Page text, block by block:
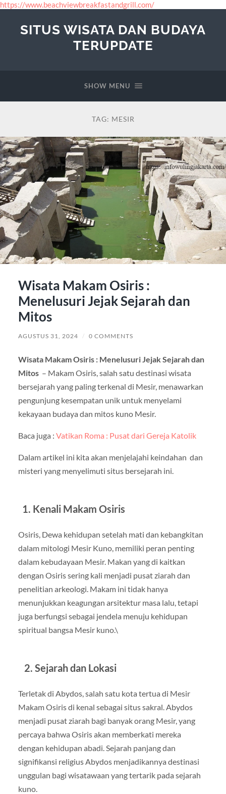
https://www.beachviewbreakfastandgrill.com/
SITUS WISATA DAN BUDAYA
TERUPDATE
SHOW MENU
TAG: MESIR
Wisata Makam Osiris :
Menelusuri Jejak Sejarah dan
Mitos
AGUSTUS 31, 2024 / 0 COMMENTS
Wisata Makam Osiris : Menelusuri Jejak Sejarah dan
Mitos – Makam Osiris, salah satu destinasi wisata
bersejarah yang paling terkenal di Mesir, menawarkan
pengunjung kesempatan unik untuk menyelami
kekayaan budaya dan mitos kuno Mesir.
Baca juga : Vatikan Roma : Pusat dari Gereja Katolik
Dalam artikel ini kita akan menjelajahi keindahan dan
misteri yang menyelimuti situs bersejarah ini.
1. Kenali Makam Osiris
Osiris, Dewa kehidupan setelah mati dan kebangkitan
dalam mitologi Mesir Kuno, memiliki peran penting
dalam kebudayaan Mesir. Makan yang di kaitkan
dengan Osiris sering kali menjadi pusat ziarah dan
penelitian arkeologi. Makam ini tidak hanya
menunjukkan keagungan arsitektur masa lalu, tetapi
juga berfungsi sebagai jendela menuju kehidupan
spiritual bangsa Mesir kuno.\
2. Sejarah dan Lokasi
Terletak di Abydos, salah satu kota tertua di Mesir
Makam Osiris di kenal sebagai situs sakral. Abydos
menjadi pusat ziarah bagi banyak orang Mesir, yang
percaya bahwa Osiris akan memberkati mereka
dengan kehidupan abadi. Sejarah panjang dan
signifikansi religius Abydos menjadikannya destinasi
unggulan bagi wisatawaan yang tertarik pada sejarah
kuno.